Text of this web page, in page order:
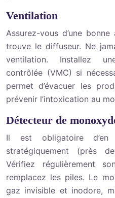
Ventilation
Assurez-vous d’une
trouve le diffuseur. Ne
ventilation. Installez
contrôlée (VMC) si
permet d’évacuer les
prévenir l’intoxication au
Détecteur de
Il est obligatoire d’en
stratégiquement (près
Vérifiez régulièrement
remplacez les piles. Le
gaz invisible et inodore,